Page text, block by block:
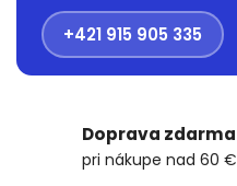
+421 915 905 335
Doprava zdarma
pri nákupe nad 60 €